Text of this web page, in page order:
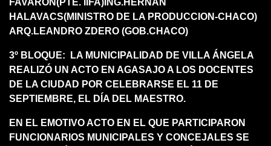
FAVARON(PTE. IIFA)ING.HERNAN
HALAVACS(MINISTRO DE LA PRODUCCION-CHACO)
ARQ.LEANDRO ZDERO (GOB.CHACO)
3º BLOQUE: LA MUNICIPALIDAD DE VILLA ÁNGELA
REALIZÓ UN ACTO EN AGASAJO A LOS DOCENTES
DE LA CIUDAD POR CELEBRARSE EL 11 DE
SEPTIEMBRE, EL DÍA DEL MAESTRO.
EN EL EMOTIVO ACTO EN EL QUE PARTICIPARON
FUNCIONARIOS MUNICIPALES Y CONCEJALES SE